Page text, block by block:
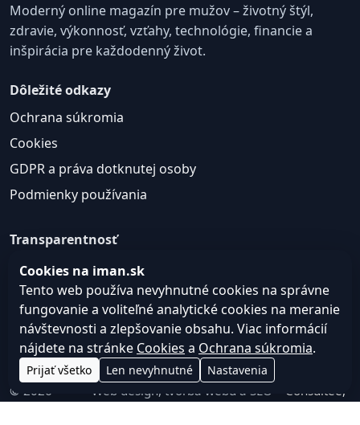
Moderný online magazín pre mužov – životný štýl,
zdravie, výkonnosť, vzťahy, technológie, financie a
inšpirácia pre každodenný život.
Dôležité odkazy
Ochrana súkromia
Cookies
GDPR a práva dotknutej osoby
Podmienky používania
Transparentnosť
Web môže používať nevyhnutné cookies pre správne
fungovanie a voliteľné analytické cookies na
zlepšovanie obsahu a používateľskej skúsenosti.
Nastavenie cookies
© 2026
Web design, tvorba webu a SEO – Consultee,
Cookies na iman.sk
Tento web používa nevyhnutné cookies na správne
fungovanie a voliteľné analytické cookies na meranie
návštevnosti a zlepšovanie obsahu. Viac informácií
nájdete na stránke Cookies a Ochrana súkromia.
Prijať všetko Len nevyhnutné Nastavenia